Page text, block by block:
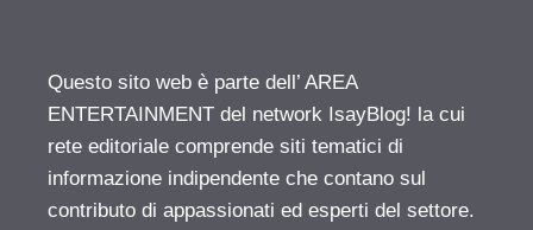
Questo sito web è parte dell’ AREA
ENTERTAINMENT del network IsayBlog! la cui
rete editoriale comprende siti tematici di
informazione indipendente che contano sul
contributo di appassionati ed esperti del settore.